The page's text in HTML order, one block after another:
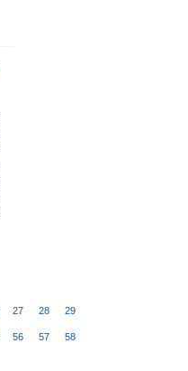
27 28 29
56 57 58